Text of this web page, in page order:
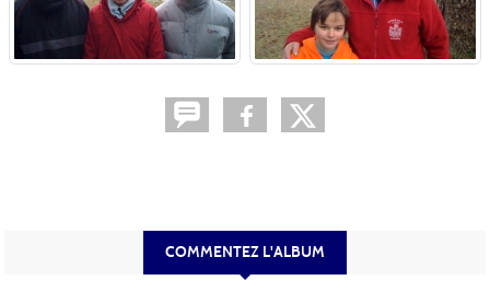
COMMENTEZ L'ALBUM